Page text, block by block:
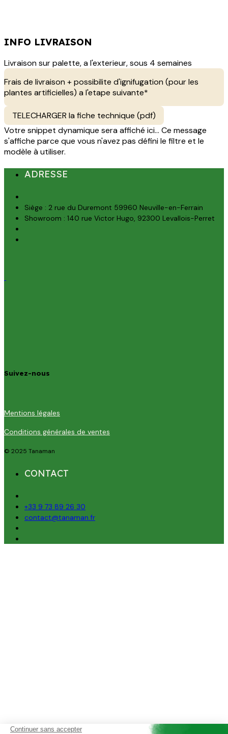
INFO LIVRAISON
Livraison sur palette, a l'exterieur, sous 4 semaines
Frais de livraison + possibilite d'ignifugation (pour les
plantes artificielles) a l'etape suivante*
TELECHARGER la fiche technique (pdf)
Votre snippet dynamique sera affiché ici... Ce message
s'affiche parce que vous n'avez pas défini le filtre et le
modèle à utiliser.
ADRESSE
Siège : 2 rue du Duremont 59960 Neuville-en-Ferrain
Showroom : 140 rue Victor Hugo, 92300 Levallois-Perret
Suivez-nous
Mentions légales
Conditions générales de ventes
© 2025 Tanaman
CONTACT
+33 9 73 89 26 30
contact@tanaman.fr